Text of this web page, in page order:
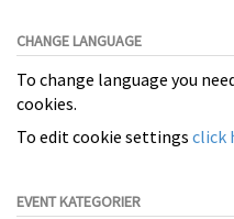
CHANGE LANGUAGE
To change language you
cookies.
To edit cookie settings click
EVENT KATEGORIER